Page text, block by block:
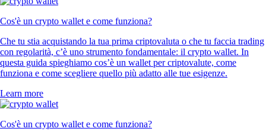
Cos'è un crypto wallet e come funziona?
Che tu stia acquistando la tua prima criptovaluta o che tu faccia trading
con regolarità, c’è uno strumento fondamentale: il crypto wallet. In
questa guida spieghiamo cos’è un wallet per criptovalute, come
funziona e come scegliere quello più adatto alle tue esigenze.
Learn more
Cos'è un crypto wallet e come funziona?